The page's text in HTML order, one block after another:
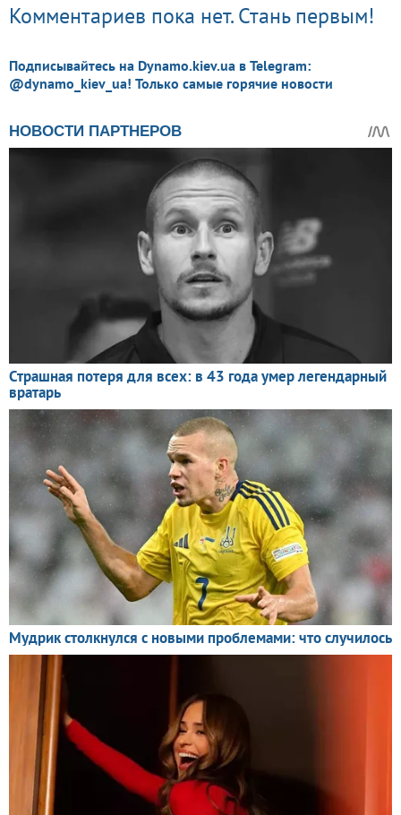
Комментариев пока нет. Стань первым!
Подписывайтесь на Dynamo.kiev.ua в Telegram:
@dynamo_kiev_ua! Только самые горячие новости